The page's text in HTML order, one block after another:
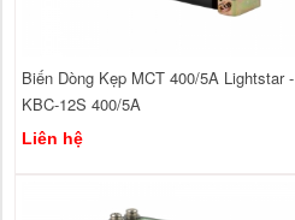
Biến Dòng Kẹp MCT 400/5A Lightstar -
KBC-12S 400/5A
Liên hệ